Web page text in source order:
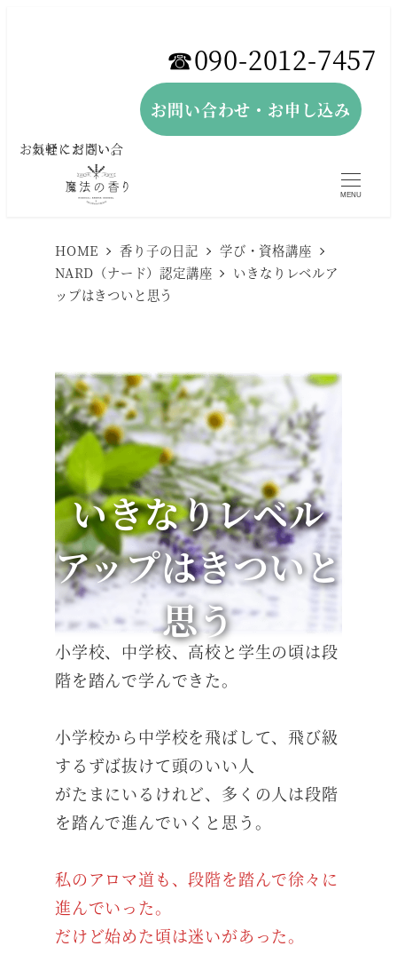
☎︎090-2012-7457
お問い合わせ・お申し込み
お気軽にお問い合わせください。
MENU
HOME 香り子の日記
学び・資格講座
NARD（ナード）認定講座
いきなりレベルア
ップはきついと思う
いきなりレベル
アップはきついと
思う
小学校、中学校、高校と学生の頃は段
階を踏んで学んできた。
小学校から中学校を飛ばして、飛び級
するずば抜けて頭のいい人
がたまにいるけれど、多くの人は段階
を踏んで進んでいくと思う。
私のアロマ道も、段階を踏んで徐々に
進んでいった。
だけど始めた頃は迷いがあった。